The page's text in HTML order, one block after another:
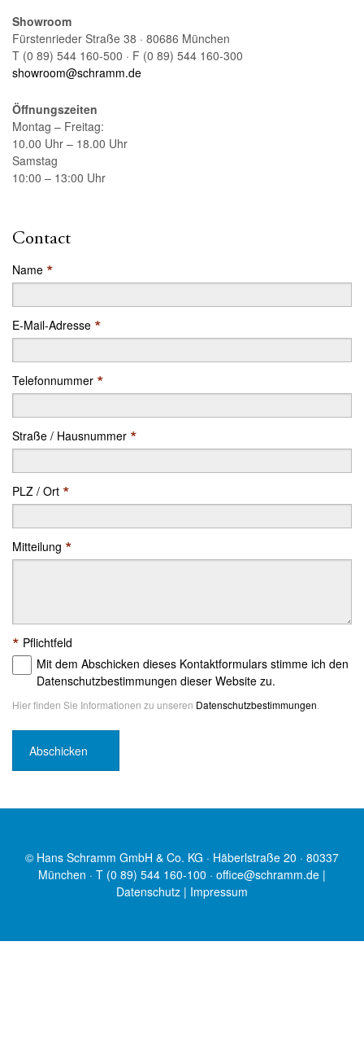
Contact
Name *
E-Mail-Adresse *
Telefonnummer *
Straße / Hausnummer *
PLZ / Ort *
Mitteilung *
* Pflichtfeld
Mit dem Abschicken dieses Kontaktformulars stimme ich den
Datenschutzbestimmungen dieser Website zu.
Hier finden Sie Informationen zu unseren Datenschutzbestimmungen.
Showroom
Fürstenrieder Straße 38 · 80686 München
T (0 89) 544 160-500 · F (0 89) 544 160-300
showroom@schramm.de
Öffnungszeiten
Montag – Freitag:
10.00 Uhr – 18.00 Uhr
Samstag
10:00 – 13:00 Uhr
© Hans Schramm GmbH & Co. KG · Häberlstraße 20 · 80337
München · T (0 89) 544 160-100 · office@schramm.de |
Datenschutz | Impressum